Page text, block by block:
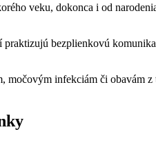
veku, dokonca i od
bezplienkovú
močovým infekciám či